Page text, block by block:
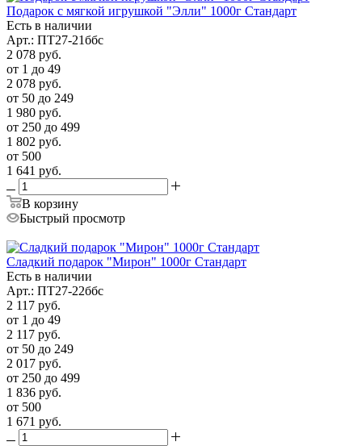
Подарок с мягкой игрушкой "Элли" 1000г Стандарт
Есть в наличии
Арт.: ПТ27-21ббс
2 078 руб.
от 1 до 49
2 078 руб.
от 50 до 249
1 980 руб.
от 250 до 499
1 802 руб.
от 500
1 641 руб.
В корзину
Быстрый просмотр
Сладкий подарок "Мирон" 1000г Стандарт
Есть в наличии
Арт.: ПТ27-22ббс
2 117 руб.
от 1 до 49
2 117 руб.
от 50 до 249
2 017 руб.
от 250 до 499
1 836 руб.
от 500
1 671 руб.